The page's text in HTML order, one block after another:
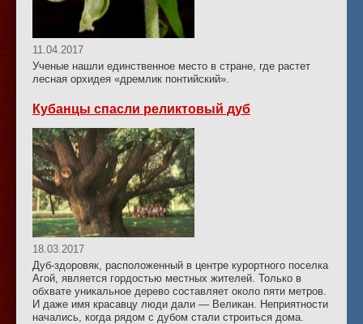
11.04.2017
Ученые нашли единственное место в стране, где растет
лесная орхидея «дремлик понтийский».
Кубанцы спасли реликтовый дуб
18.03.2017
Дуб-здоровяк, расположенный в центре курортного поселка
Агой, является гордостью местных жителей. Только в
обхвате уникальное дерево составляет около пяти метров.
И даже имя красавцу люди дали — Великан. Неприятности
начались, когда рядом с дубом стали строиться дома.